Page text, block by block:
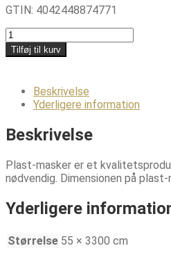
GTIN: 4042448874771
Tesa
Easy
Cover
55cm
Afdækningsplast
antal
Tilføj til kurv
Beskrivelse
Yderligere information
Beskrivelse
Plast-masker er et
nødvendig. Dimensionen på
Yderligere
Størrelse 55 × 3300 cm